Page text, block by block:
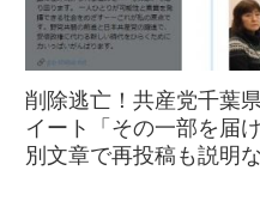
削除逃亡！共産党千葉
イート「その一部を届
別文章で再投稿も説明